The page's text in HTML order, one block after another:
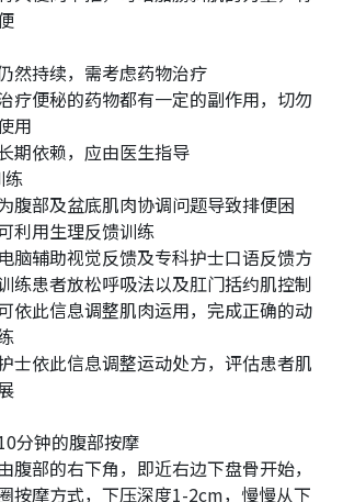
然持续，需考虑药物治疗
疗便秘的药物都有一定的副作用，切勿
用
期依赖，应由医生指导
练
腹部及盆底肌肉协调问题导致排便困
利用生理反馈训练
脑辅助视觉反馈及专科护士口语反馈方
练患者放松呼吸法以及肛门括约肌控制
依此信息调整肌肉运用，完成正确的动
士依此信息调整运动处方，评估患者肌
分钟的腹部按摩
腹部的右下角，即近右边下盘骨开始，
按摩方式，下压深度1-2cm，慢慢从下